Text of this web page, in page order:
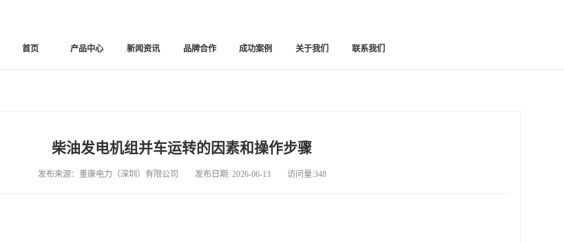
首页 产品中心 新闻资讯 品牌合作 成功案例 关于我们 联系我们
柴油发电机组并车运转的因素和操作步骤
发布来源：重康电力（深圳）有限公司 发布日期: 2026-06-13 访问量:348